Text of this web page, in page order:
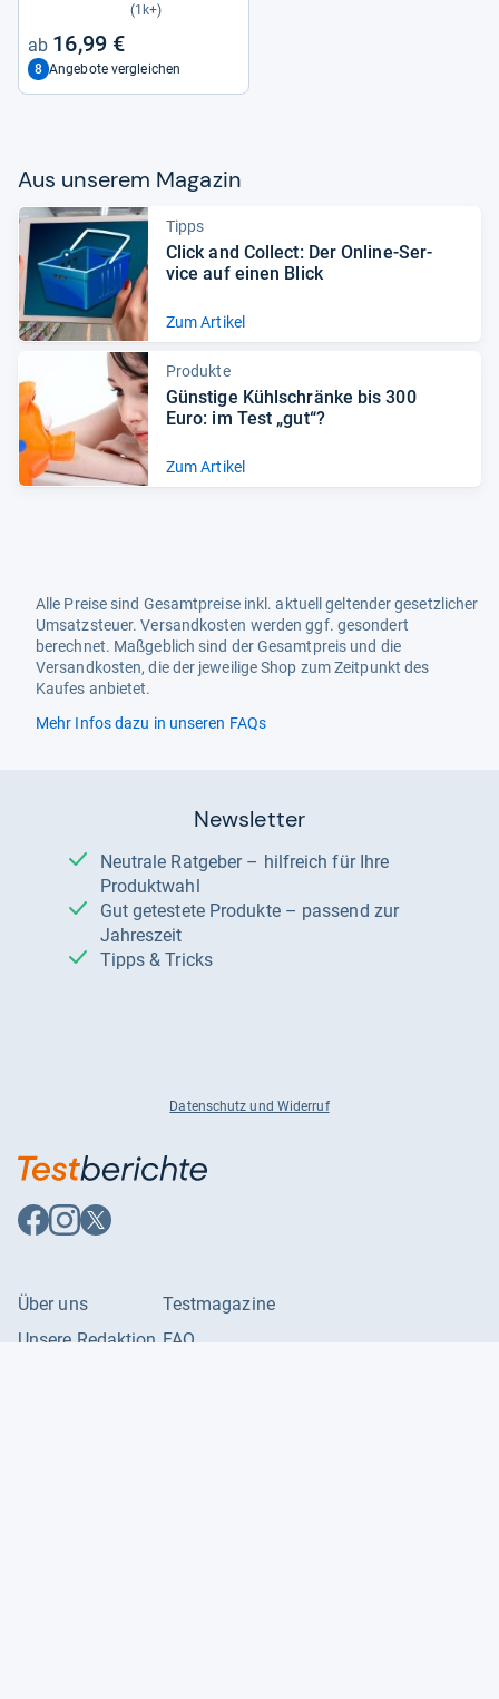
(1k+)
16,99 €
8 Angebote vergleichen
Aus unse­rem Maga­zin
Tipps
Click and Col­lect: Der Online-​Ser­
vice auf einen Blick
Zum Artikel
Produkte
Güns­tige Kühl­schränke bis 300
Euro: im Test „gut“?
Zum Artikel
Alle Preise sind Gesamtpreise inkl. aktuell geltender gesetzlicher
Umsatzsteuer. Versandkosten werden ggf. gesondert
berechnet. Maßgeblich sind der Gesamtpreis und die
Versandkosten, die der jeweilige Shop zum Zeitpunkt des
Kaufes anbietet.
Mehr Infos dazu in unseren FAQs
Newsletter
Neutrale Ratgeber – hilfreich für Ihre
Produktwahl
Gut getestete Produkte – passend zur
Jahreszeit
Tipps & Tricks
Datenschutz und Widerruf
Auf
Facebook
Auf
Instagram
Auf
X
Über uns
Unsere Redaktion
Testmagazine
FAQ